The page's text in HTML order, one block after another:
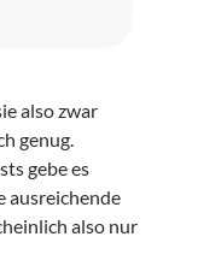
Monaten
also zwar
genug.
gebe es
ausreichende
also nur